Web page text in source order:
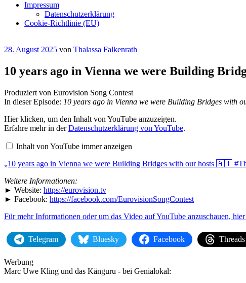
Impressum
Datenschutzerklärung
Cookie-Richtlinie (EU)
Veröffentlicht
28. August 2025 von Thalassa Falkenrath
10 years ago in Vienna we were Building
Produziert von Eurovision Song Contest
In dieser Episode: 10 years ago in Vienna we were Building Bridges
„10
years
ago
Vienna
were
Bridges
with
our
hosts
#ThrowbackThursday
von
YouTube
anzeigen
Hier klicken, um den Inhalt von YouTube anzuzeigen.
Erfahre mehr in derDatenschutzerklärung von YouTube.
Inhalt von YouTube immer anzeigen
„10 years ago in Vienna we were Building Bridges with our hosts 🇦🇹
Weitere Informationen:
► Website: https://eurovision.tv
► Facebook: https://facebook.com/EurovisionSongContest
Für mehr Informationen oder um das Video auf YouTube anzuschauen,
Telegram Bluesky Facebook Threads
Werbung
Marc Uwe Kling und das Känguru - bei Genialokal: